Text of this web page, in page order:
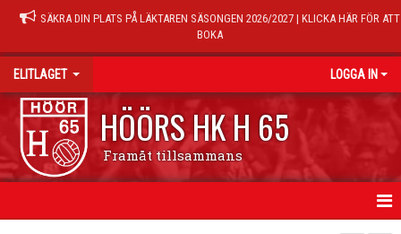
SÄKRA DIN PLATS PÅ LÄKTAREN SÄSONGEN 2026/2027 | KLICKA HÄR FÖR ATT
BOKA
ELITLAGET LOGGA IN
HÖÖRS HK H 65
Framåt tillsammans